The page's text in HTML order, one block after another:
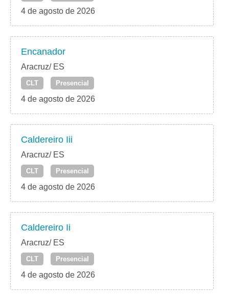
4 de agosto de 2026
Encanador
Aracruz/ ES
CLT Presencial
4 de agosto de 2026
Caldereiro Iii
Aracruz/ ES
CLT Presencial
4 de agosto de 2026
Caldereiro Ii
Aracruz/ ES
CLT Presencial
4 de agosto de 2026